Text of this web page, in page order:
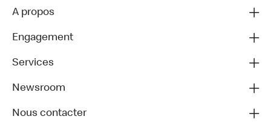
A propos
Engagement
Services
Newsroom
Nous contacter